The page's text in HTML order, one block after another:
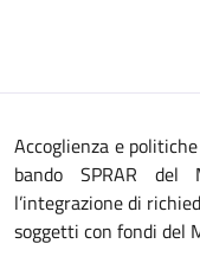
Accoglienza e
bando SPRAR del
l’integrazione di
soggetti con fondi del